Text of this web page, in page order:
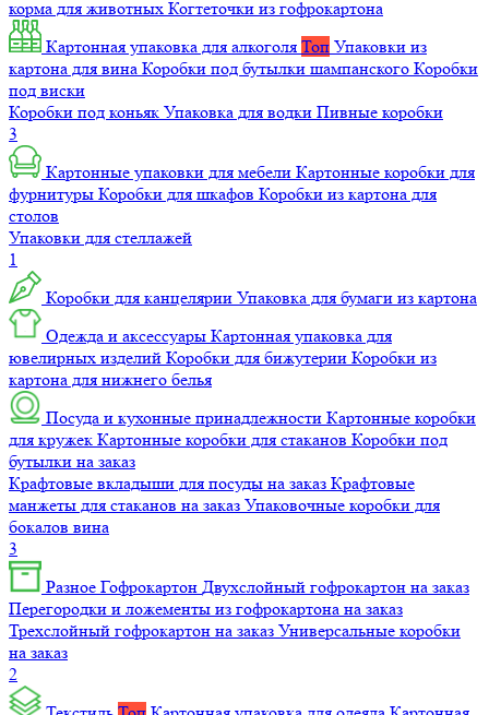
корма для животных Когтеточки из гофрокартона
Картонная упаковка для алкоголя Топ Упаковки из
картона для вина Коробки под бутылки шампанского Коробки
под виски
Коробки под коньяк Упаковка для водки Пивные коробки
3
Картонные упаковки для мебели Картонные коробки для
фурнитуры Коробки для шкафов Коробки из картона для
столов
Упаковки для стеллажей
1
Коробки для канцелярии Упаковка для бумаги из картона
Одежда и аксессуары Картонная упаковка для
ювелирных изделий Коробки для бижутерии Коробки из
картона для нижнего белья
Посуда и кухонные принадлежности Картонные коробки
для кружек Картонные коробки для стаканов Коробки под
бутылки на заказ
Крафтовые вкладыши для посуды на заказ Крафтовые
манжеты для стаканов на заказ Упаковочные коробки для
бокалов вина
3
Разное Гофрокартон Двухслойный гофрокартон на заказ
Перегородки и ложементы из гофрокартона на заказ
Трехслойный гофрокартон на заказ Универсальные коробки
на заказ
2